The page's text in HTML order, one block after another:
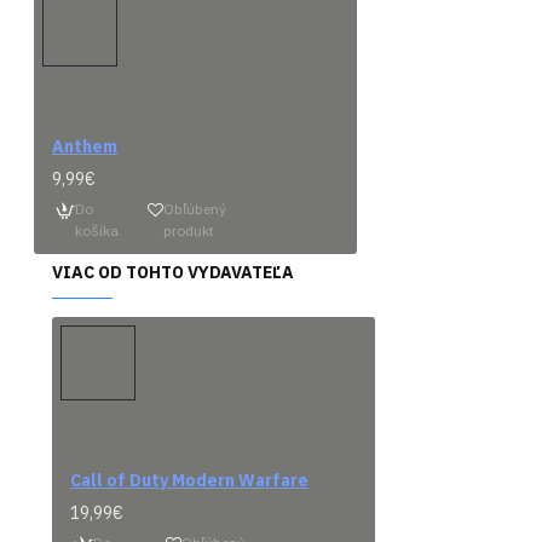
Anthem
9,99€
Do
košíka
Obľúbený
produkt
VIAC OD TOHTO VYDAVATEĽA
Call of Duty Modern Warfare
19,99€